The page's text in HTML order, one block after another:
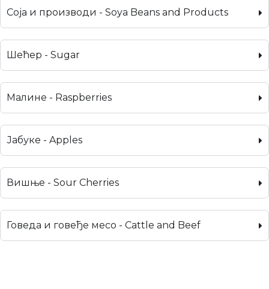
Соја и производи - Soya Beans and Products
Шећер - Sugar
Малине - Raspberries
Јабуке - Apples
Вишње - Sour Cherries
Говеда и говеђе месо - Cattle and Beef